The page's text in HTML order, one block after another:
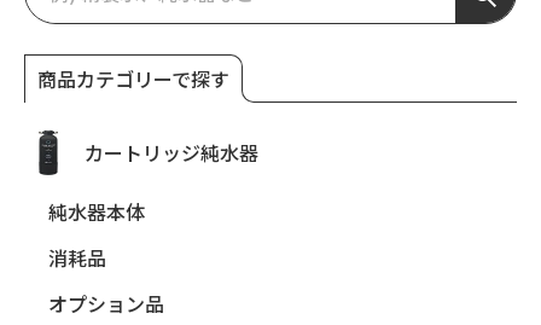
商品カテゴリーで探す
カートリッジ純水器
純水器本体
消耗品
オプション品